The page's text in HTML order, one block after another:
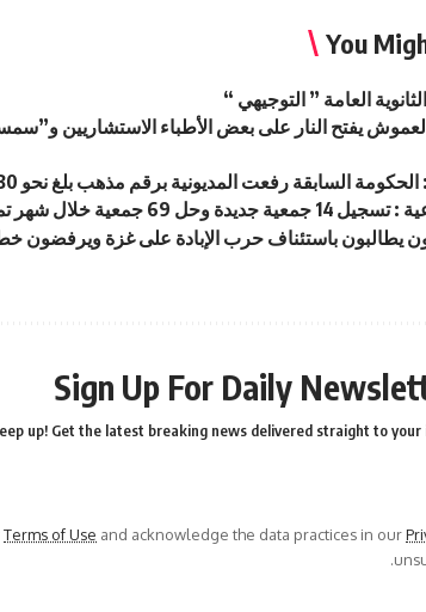
You
العامة ” التوجيهي “
العموش يفتح النار على بعض الأطباء الاستشاريين
رفعت المديونية برقم مذهب بلغ نحو 11.30 مليار دينار خلال فترة ولايتها
وحل 69 جمعية خلال شهر تموز
يطالبون باستئناف حرب الإبادة على غزة ويرفضون خطة
Sign Up For Daily
up! Get the latest breaking news delivered straight to your
Terms of Use and acknowledge the data practices in our